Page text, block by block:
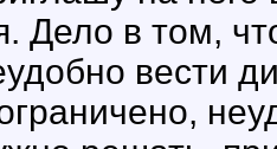
Дело в том,
вести